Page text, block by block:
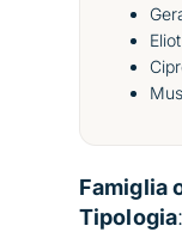
Famiglia
Tipologia